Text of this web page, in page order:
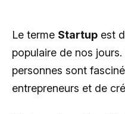
Le terme Startup est
populaire de nos
personnes sont
entrepreneurs et de